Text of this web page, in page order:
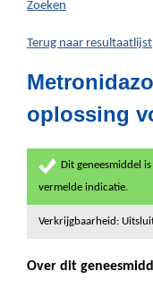
hier:
Zoeken
Terug naar resultaatlijst
oplossing
Dit geneesmiddel
vermelde indicatie.
Verkrijgbaarheid:
Over dit